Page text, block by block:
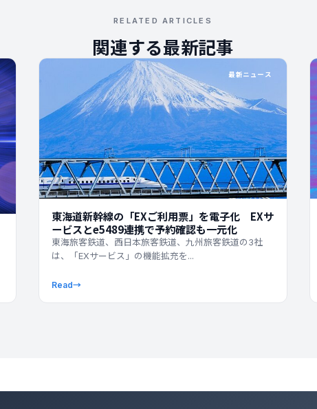
RELATED ARTICLES
関連する最新記事
最新ニュース
東海道新幹線の「EXご利用票」を電子化 EXサ
ービスとe5489連携で予約確認も一元化
東海旅客鉄道、西日本旅客鉄道、九州旅客鉄道の3社
は、「EXサービス」の機能拡充を...
Read→